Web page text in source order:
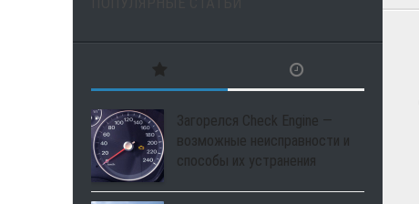
Загорелся Check Engine —
возможные неисправности и
способы их устранения